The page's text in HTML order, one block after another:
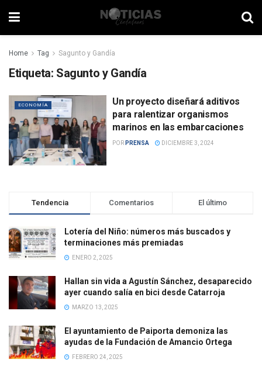
Home Tag Sagunto y Gandía
Etiqueta: Sagunto y Gandía
ECONOMÍA
Un proyecto diseñará aditivos
para ralentizar organismos
marinos en las embarcaciones
POR PRENSA DICIEMBRE 3, 2024
Tendencia Comentarios El último
Lotería del Niño: números más buscados y
terminaciones más premiadas
ENERO 2, 2025
Hallan sin vida a Agustín Sánchez, desaparecido
ayer cuando salía en bici desde Catarroja
MARZO 13, 2025
El ayuntamiento de Paiporta demoniza las
ayudas de la Fundación de Amancio Ortega
FEBRERO 24, 2025